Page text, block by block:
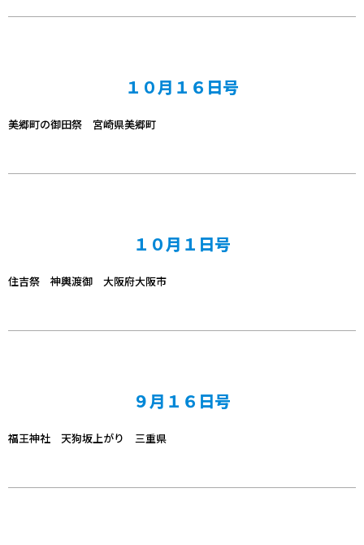
１０月１６日号
美郷町の御田祭 宮崎県美郷町
１０月１日号
住吉祭 神輿渡御 大阪府大阪市
９月１６日号
福王神社 天狗坂上がり 三重県